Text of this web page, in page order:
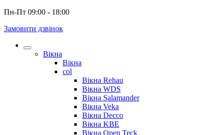
Пн-Пт 09:00 - 18:00
Замовити дзвінок
Вікна
Вікна
col
Вікна Rehau
Вікна WDS
Вікна Salamander
Вікна Veka
Вікна Decco
Вікна KBE
Вікна Open Teck